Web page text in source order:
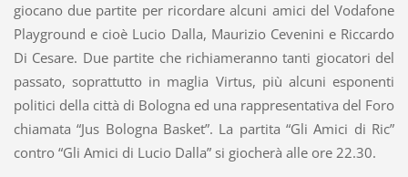
giocano due partite per ricordare alcuni amici del Vodafone
Playground e cioè Lucio Dalla, Maurizio Cevenini e Riccardo
Di Cesare. Due partite che richiameranno tanti giocatori del
passato, soprattutto in maglia Virtus, più alcuni esponenti
politici della città di Bologna ed una rappresentativa del Foro
chiamata “Jus Bologna Basket”. La partita “Gli Amici di Ric”
contro “Gli Amici di Lucio Dalla” si giocherà alle ore 22.30.